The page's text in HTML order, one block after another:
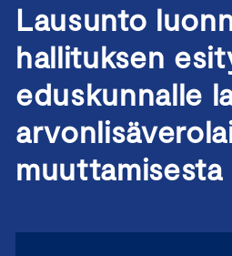
Lausunto
hallituksen
eduskunnalle
muuttamisesta